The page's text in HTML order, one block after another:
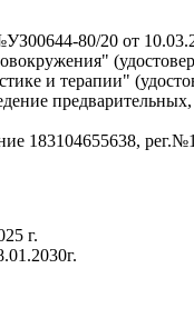
80/20 от
и терапии"
183104655638,
г.